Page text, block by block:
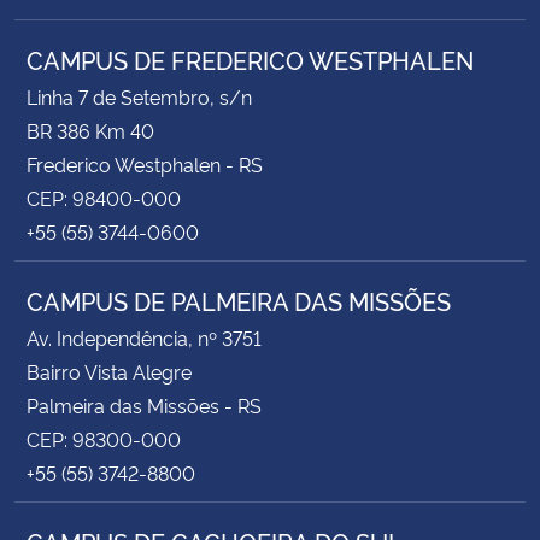
CAMPUS DE FREDERICO WESTPHALEN
Linha 7 de Setembro, s/n
BR 386 Km 40
Frederico Westphalen - RS
CEP: 98400-000
+55 (55) 3744-0600
CAMPUS DE PALMEIRA DAS MISSÕES
Av. Independência, nº 3751
Bairro Vista Alegre
Palmeira das Missões - RS
CEP: 98300-000
+55 (55) 3742-8800